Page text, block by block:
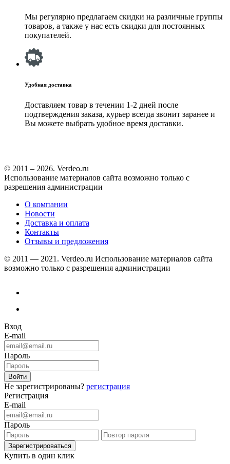
Мы регулярно предлагаем скидки на различные группы
товаров, а также у нас есть скидки для постоянных
покупателей.
Удобная доставка
Доставляем товар в течении 1-2 дней после
подтверждения заказа, курьер всегда звонит заранее и
Вы можете выбрать удобное время доставки.
© 2011 – 2026. Verdeo.ru
Использование материалов сайта возможно только с
разрешения администрации
О компании
Новости
Доставка и оплата
Контакты
Отзывы и предложения
© 2011 — 2021. Verdeo.ru Использование материалов сайта
возможно только с разрешения администрации
Вход
E-mail
Пароль
Не зарегистрированы? регистрация
Регистрация
E-mail
Пароль
Купить в один клик